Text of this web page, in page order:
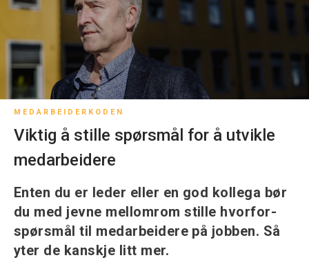
MEDARBEIDERKODEN
Viktig å stille spørsmål for å utvikle
medarbeidere
Enten du er leder eller en god kollega bør
du med jevne mellomrom stille hvorfor-
spørsmål til medarbeidere på jobben. Så
yter de kanskje litt mer.